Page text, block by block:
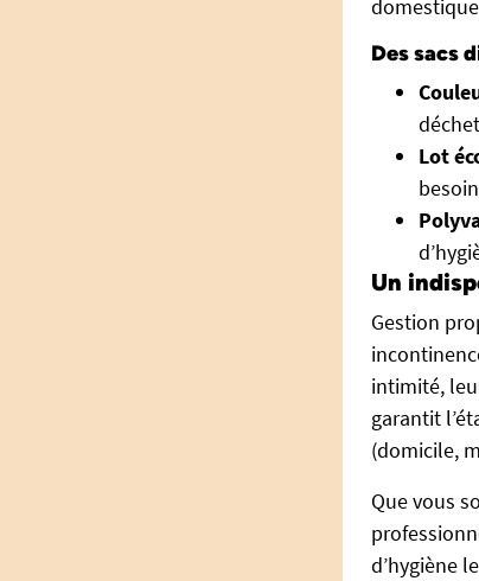
Des sacs
Lot
Un
Gestion
intimité,
garantit
(domicile,
Que vous
d’hygiène